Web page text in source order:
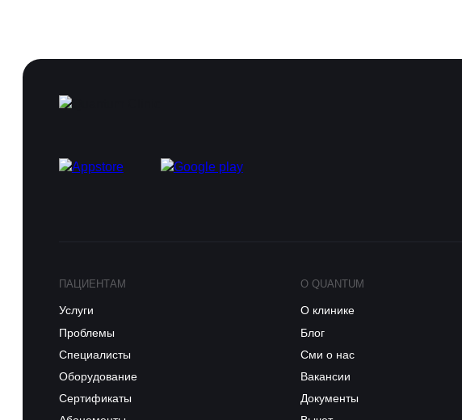
ПАЦИЕНТАМ
Услуги
Проблемы
Специалисты
Оборудование
Сертификаты
О QUANTUM
О клинике
Блог
Сми о нас
Вакансии
Документы